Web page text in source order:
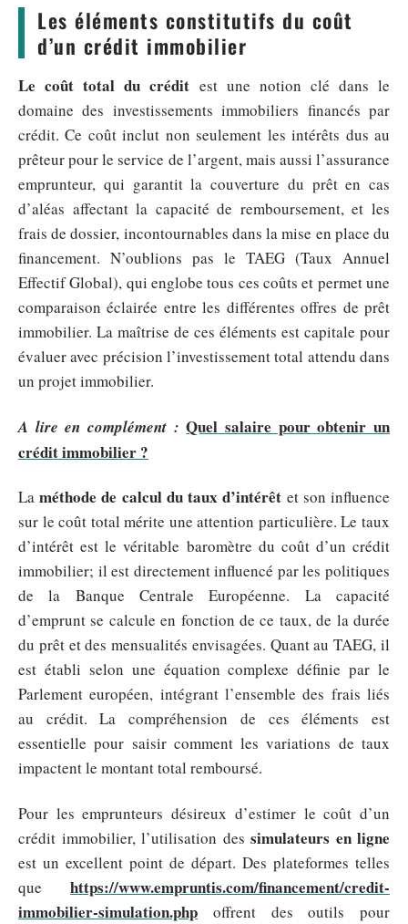
Les éléments constitutifs du coût
d’un crédit immobilier
Le coût total du crédit est une notion clé dans le
domaine des investissements immobiliers financés par
crédit. Ce coût inclut non seulement les intérêts dus au
prêteur pour le service de l’argent, mais aussi l’assurance
emprunteur, qui garantit la couverture du prêt en cas
d’aléas affectant la capacité de remboursement, et les
frais de dossier, incontournables dans la mise en place du
financement. N’oublions pas le TAEG (Taux Annuel
Effectif Global), qui englobe tous ces coûts et permet une
comparaison éclairée entre les différentes offres de prêt
immobilier. La maîtrise de ces éléments est capitale pour
évaluer avec précision l’investissement total attendu dans
un projet immobilier.
A lire en complément : Quel salaire pour obtenir un
crédit immobilier ?
Laméthode de calcul du taux d’intérêt et son influence
sur le coût total mérite une attention particulière. Le taux
d’intérêt est le véritable baromètre du coût d’un crédit
immobilier; il est directement influencé par les politiques
de la Banque Centrale Européenne. La capacité
d’emprunt se calcule en fonction de ce taux, de la durée
du prêt et des mensualités envisagées. Quant au TAEG, il
est établi selon une équation complexe définie par le
Parlement européen, intégrant l’ensemble des frais liés
au crédit. La compréhension de ces éléments est
essentielle pour saisir comment les variations de taux
impactent le montant total remboursé.
Pour les emprunteurs désireux d’estimer le coût d’un
crédit immobilier, l’utilisation des simulateurs en ligne
est un excellent point de départ. Des plateformes telles
que https://www.empruntis.com/financement/credit-
immobilier-simulation.php offrent des outils pour